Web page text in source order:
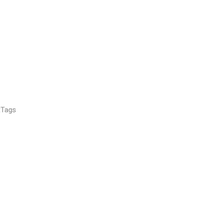
Tags: